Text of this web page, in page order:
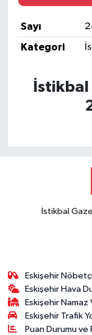
Sayı
Kategori
İstikbal
Eskişehir
Eskişehir Hava
Eskişehir Namaz
Eskişehir Trafik
Puan Durumu ve